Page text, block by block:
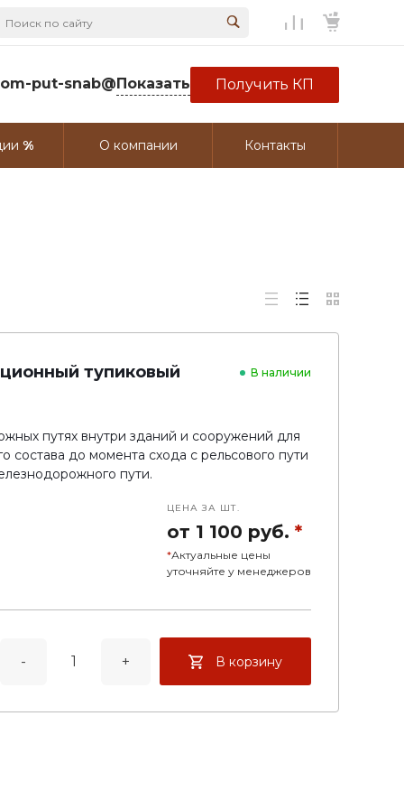
put-snab@Показать Получить КП
О компании Контакты
тупиковый
В наличии
путях внутри зданий и сооружений для
состава до момента схода с рельсового пути
пути.
ЦЕНА ЗА ШТ.
от 1 100 руб. *
*Актуальные цены
уточняйте у менеджеров
- + В корзину